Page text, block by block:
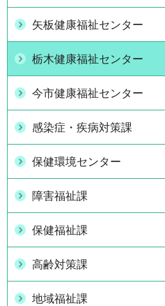
矢板健康福祉センター
栃木健康福祉センター
今市健康福祉センター
感染症・疾病対策課
保健環境センター
障害福祉課
保健福祉課
高齢対策課
地域福祉課